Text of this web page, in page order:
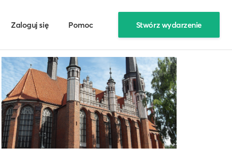
Zaloguj się Pomoc Stwórz wydarzenie